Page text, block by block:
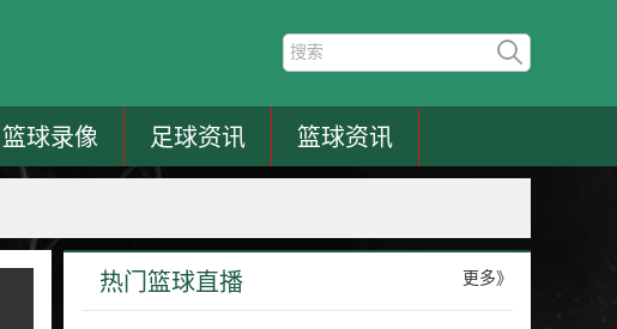
篮球录像 足球资讯 篮球资讯
热门篮球直播 更多》